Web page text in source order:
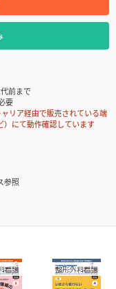
前まで
要
リア経由で販売されている端
）にて動作確認しています
参照